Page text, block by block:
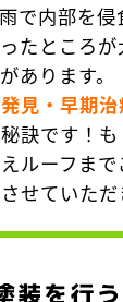
で内部を
たところ
あります。
発見・早期治
訣です！
ルーフまで
せていただ